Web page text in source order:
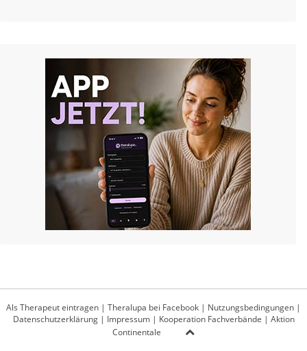
Als Therapeut eintragen | Theralupa bei Facebook | Nutzungsbedingungen |
Datenschutzerklärung| Impressum| Kooperation Fachverbände | Aktion
Continentale